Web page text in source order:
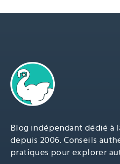
Blog indépendant dédié à
depuis 2006. Conseils
pratiques pour explorer